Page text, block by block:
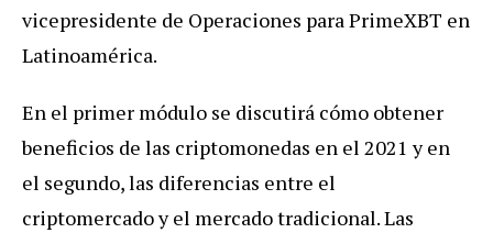
vicepresidente de Operaciones para PrimeXBT en
Latinoamérica.
En el primer módulo se discutirá cómo obtener
beneficios de las criptomonedas en el 2021 y en
el segundo, las diferencias entre el
criptomercado y el mercado tradicional. Las